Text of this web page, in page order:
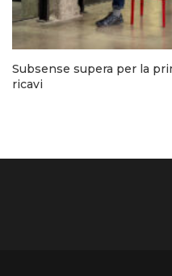
Subsense supera per la
ricavi